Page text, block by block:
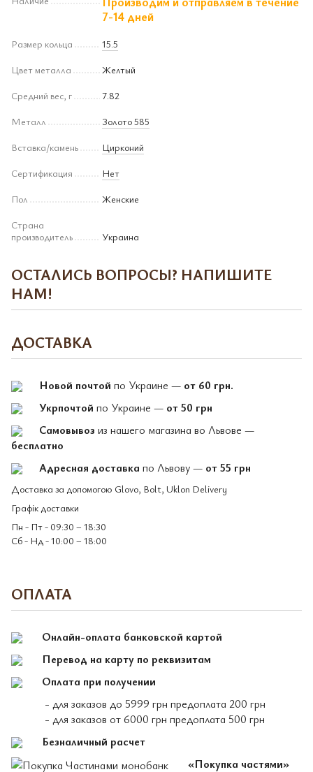
7-14 дней
Размер кольца
15.5
Цвет металла
Желтый
Средний вес, г
7.82
Металл
Золото 585
Вставка/камень
Цирконий
Сертификация
Нет
Пол
Женские
Страна
производитель
Украина
ОСТАЛИСЬ ВОПРОСЫ? НАПИШИТЕ
НАМ!
ДОСТАВКА
Новой почтой по Украине — от 60 грн.
Укрпочтой по Украине — от 50 грн
Самовывоз из нашего магазина во Львове —
бесплатно
Адресная доставка по Львову — от 55 грн
Доставка за допомогою Glovo, Bolt, Uklon Delivery
Графік доставки
Пн - Пт - 09:30 – 18:30
Сб - Нд - 10:00 – 18:00
ОПЛАТА
Онлайн-оплата банковской картой
Перевод на карту по реквизитам
Оплата при получении
- для заказов до 5999 грн предоплата 200 грн
- для заказов от 6000 грн предоплата 500 грн
Безналичный расчет
«Покупка частями»